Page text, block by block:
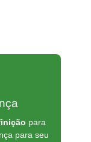
para
para seu